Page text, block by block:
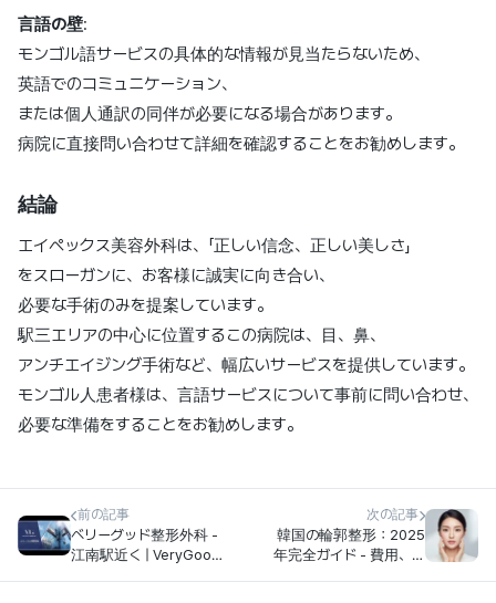
言語の壁:
モンゴル語サービスの具体的な情報が見当たらないため、
英語でのコミュニケーション、
または個人通訳の同伴が必要になる場合があります。
病院に直接問い合わせて詳細を確認することをお勧めします。
結論
エイペックス美容外科は、「正しい信念、正しい美しさ」
をスローガンに、お客様に誠実に向き合い、
必要な手術のみを提案しています。
駅三エリアの中心に位置するこの病院は、目、鼻、
アンチエイジング手術など、幅広いサービスを提供しています。
モンゴル人患者様は、言語サービスについて事前に問い合わせ、
必要な準備をすることをお勧めします。
前の記事
ベリーグッド整形外科 -
江南駅近く | VeryGood
次の記事
韓国の輪郭整形：2025
年完全ガイド - 費用、ク